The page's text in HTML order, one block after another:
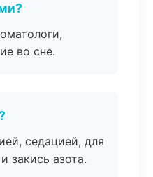
во сне.
седацией, для
закись азота.